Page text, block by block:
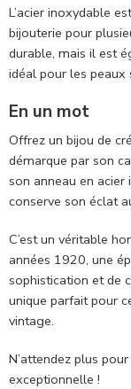
L’acier inoxydable
bijouterie pour
durable, mais il est
idéal pour les peaux
En un mot
Offrez un bijou de
démarque par son
son anneau en acier
conserve son éclat
C’est un véritable
années 1920, une
sophistication et de
unique parfait pour
vintage.
N’attendez plus
exceptionnelle !